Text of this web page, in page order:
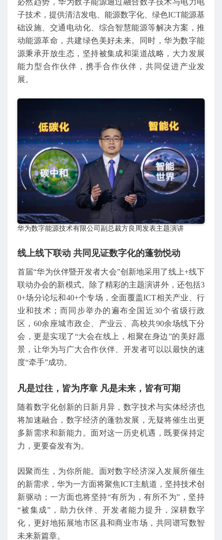
子技术，提供清洁发电、能源数字化、绿色ICT能源基
础设施、交通电动化、综合智慧能源等解决方案，推
动能源革命，共建绿色美好未来。同时，华为数字能
源秉承开放生态，坚持被集成和渠道战略，大力发展
能力型合作伙伴，携手合作伙伴，共同促进产业发
展。
华为数字能源技术有限公司副总裁方良周发表主题演讲
线上线下联动 共同见证数字化的蓬勃悦动
首届“华为伙伴暨开发者大会”创新地采用了线上+线下
联动办会的新模式。除了精彩的主题演讲外，还包括3
0+场分论坛和40+个专场，全面覆盖ICT相关产业、行
业和技术；而同步举办的遍布全国近30个省级行政
区，60余座城市政企、产业云、高校共90余场线下分
会，更是实现了“大会在线上，相聚在身边”的美好愿
景，让华为与广大合作伙伴、开发者可以以最快的速
度“牵手”成功。
凡是过往，皆为序章 凡是未来，皆有可期
随着数字化创新的日新月异，数字技术与实体经济也
将加速融合，数字经济的蓬勃发展，无疑将催生出更
多新需求和新能力。面对这一历史机遇，既要保持定
力，更要奋发有为。
因聚而生，为你所能。面对数字经济深入发展所催生
的新需求，华为一方面将聚焦ICT主航道，坚持技术创
新驱动；一方面也将坚持“有所为，有所不为”，坚持
“被集成”，助力伙伴、开发者能力提升，深耕数字
化，更好地拓展地市区县和商业市场，共同谱写数智
未来新篇章。